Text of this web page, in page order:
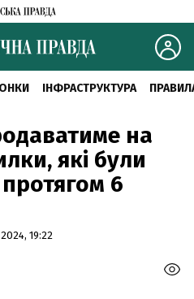
ІНФРАСТРУКТУРА
на
які були
6
19:22